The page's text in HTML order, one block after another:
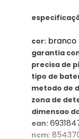
cor: branco
garantia
precisa de
tipo de
metodo de
zona de
dimensao
ean:
ncm: